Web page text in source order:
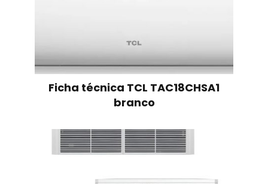
Ficha técnica TCL TAC18CHSA1
branco